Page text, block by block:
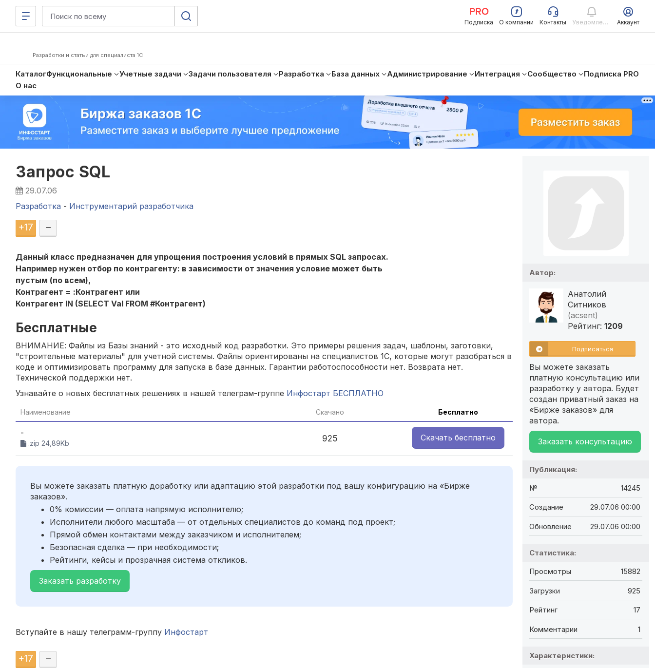
Подписка О компании Контакты Уведомления Аккаунт
Разработки и статьи для специалиста 1С
КаталогФункциональные Учетные задачи Задачи пользователя Разработка База данных Администрирование Интеграция Сообщество
Подписка PRO
О нас
Запрос SQL
29.07.06
Разработка - Инструментарий разработчика
+17 –
Данный класс предназначен для упрощения построения условий в прямых SQL запросах.
Например нужен отбор по контрагенту: в зависимости от значения условие может быть
пустым (по всем),
Контрагент = :Контрагент или
Контрагент IN (SELECT Val FROM #Контрагент)
Бесплатные
ВНИМАНИЕ: Файлы из Базы знаний - это исходный код разработки. Это примеры решения задач, шаблоны, заготовки,
"строительные материалы" для учетной системы. Файлы ориентированы на специалистов 1С, которые могут разобраться в
коде и оптимизировать программу для запуска в базе данных. Гарантии работоспособности нет. Возврата нет.
Технической поддержки нет.
Узнавайте о новых бесплатных решениях в нашей телеграм-группе Инфостарт БЕСПЛАТНО
Наименование Скачано Бесплатно
-
.zip 24,89Kb 925 Скачать бесплатно
Вы можете заказать платную доработку или адаптацию этой разработки под вашу конфигурацию на «Бирже
заказов».
0% комиссии — оплата напрямую исполнителю;
Исполнители любого масштаба — от отдельных специалистов до команд под проект;
Прямой обмен контактами между заказчиком и исполнителем;
Безопасная сделка — при необходимости;
Рейтинги, кейсы и прозрачная система откликов.
Заказать разработку
Вступайте в нашу телеграмм-группу Инфостарт
+17 –
Автор:
Анатолий
Ситников
(acsent)
Рейтинг: 1209
Подписаться
Вы можете заказать
платную консультацию или
разработку у автора. Будет
создан приватный заказ на
«Бирже заказов» для
автора.
Заказать консультацию
Публикация:
№ 14245
Создание 29.07.06 00:00
Обновление 29.07.06 00:00
Статистика:
Просмотры 15882
Загрузки 925
Рейтинг 17
Комментарии 1
Характеристики: